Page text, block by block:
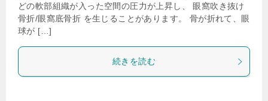
どの軟部組織が入った空間の圧力が上昇し、 眼窩吹き抜け
骨折/眼窩底骨折 を生じることがあります。 骨が折れて、眼
球が […]
続きを読む